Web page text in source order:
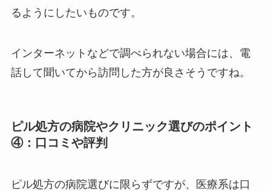
るようにしたいものです。
インターネットなどで調べられない場合には、電
話して聞いてから訪問した方が良さそうですね。
ピル処方の病院やクリニック選びのポイント
④：口コミや評判
ピル処方の病院選びに限らずですが、医療系は口